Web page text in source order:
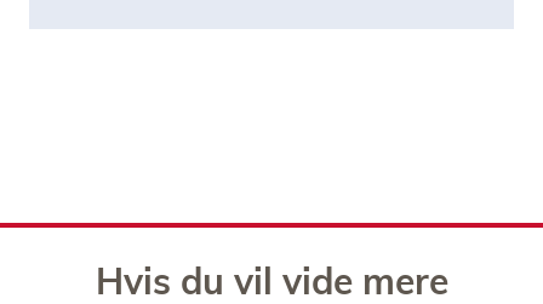
Hvis du vil vide mere